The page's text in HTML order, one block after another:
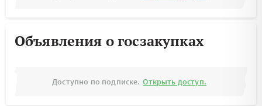
Объявления о госзакупках
Доступно по подписке. Открыть доступ.